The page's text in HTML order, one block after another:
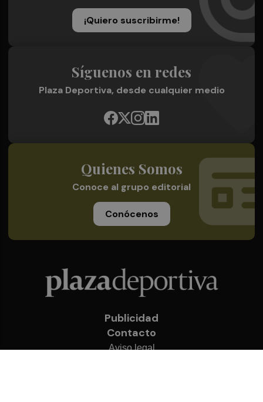
¡Quiero suscribirme!
Síguenos en redes
Plaza Deportiva, desde cualquier medio
Quienes Somos
Conoce al grupo editorial
Conócenos
Publicidad
Contacto
Aviso legal